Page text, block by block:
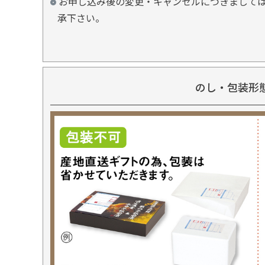
承下さい。
のし・包装形